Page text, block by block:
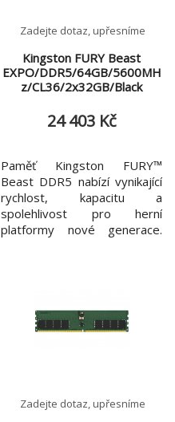
Kingston FURY Beast
EXPO/DDR5/64GB/5600MH
z/CL36/2x32GB/Black
Zadejte dotaz, upřesníme
24 403 Kč
Paměť Kingston FURY™
Beast DDR5 nabízí vynikající
rychlost, kapacitu a
spolehlivost pro herní
platformy nové generace.
32bitovým podkanálům pro
zvýšení účinnosti. Kingston
Zadejte dotaz, upřesníme